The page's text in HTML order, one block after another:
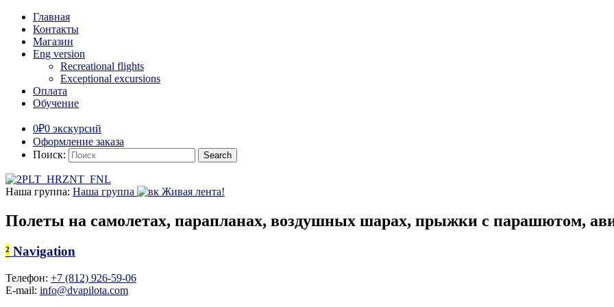
Главная
Контакты
Магазин
Eng version
Recreational flights
Exceptional excursions
Оплата
Обучение
0₽0 экскурсий
Оформление заказа
Поиск:
Наша группа: Наша группа Живая лента!
Полеты на самолетах, парапланах, воздушных шарах, прыжки с парашютом,
² Navigation
Телефон: +7 (812) 926-59-06
E-mail: info@dvapilota.com